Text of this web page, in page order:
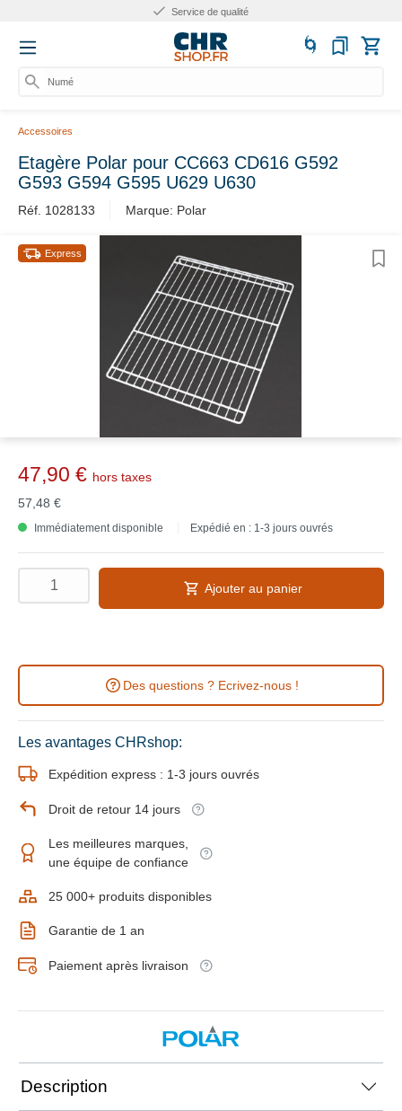
Service de qualité
Numéro
Accessoires
Etagère Polar pour CC663 CD616 G592
G593 G594 G595 U629 U630
Réf. 1028133 Marque: Polar
Express
47,90 € hors taxes
57,48 €
Immédiatement disponible Expédié en : 1-3 jours ouvrés
Ajouter au panier
Des questions ? Ecrivez-nous !
Les avantages CHRshop:
Expédition express : 1-3 jours ouvrés
Droit de retour 14 jours
Les meilleures marques,
une équipe de confiance
25 000+ produits disponibles
Garantie de 1 an
Paiement après livraison
Description